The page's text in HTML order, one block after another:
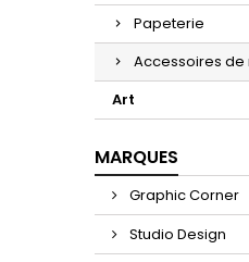
Papeterie
Accessoires de
Art
MARQUES
Graphic Corner
Studio Design